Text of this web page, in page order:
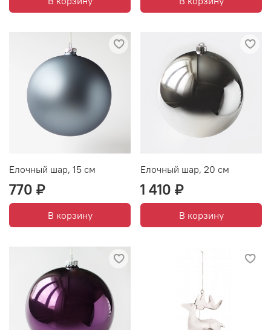
Елочный шар, 15 см
770 ₽
В корзину
Елочный шар, 20 см
1 410 ₽
В корзину